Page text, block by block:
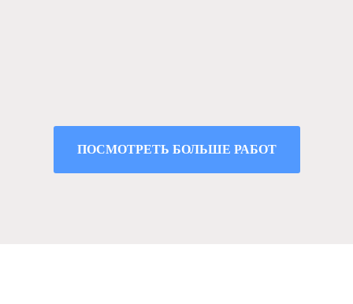
ПОСМОТРЕТЬ БОЛЬШЕ РАБОТ